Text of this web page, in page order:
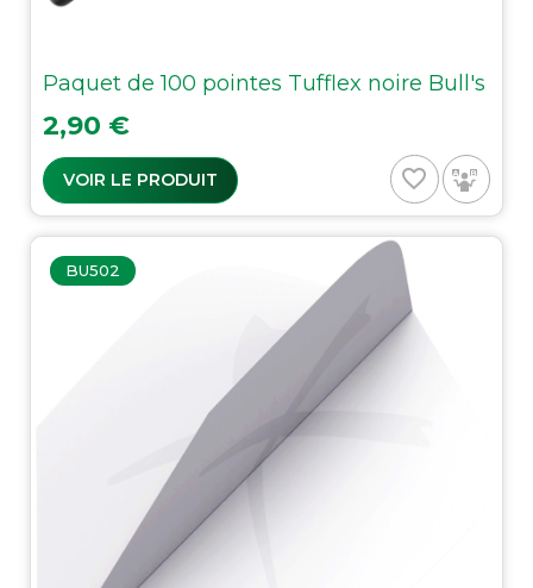
Paquet de 100 pointes Tufflex noire Bull's
Prix
2,90 €
VOIR LE PRODUIT favorite_border
BU502